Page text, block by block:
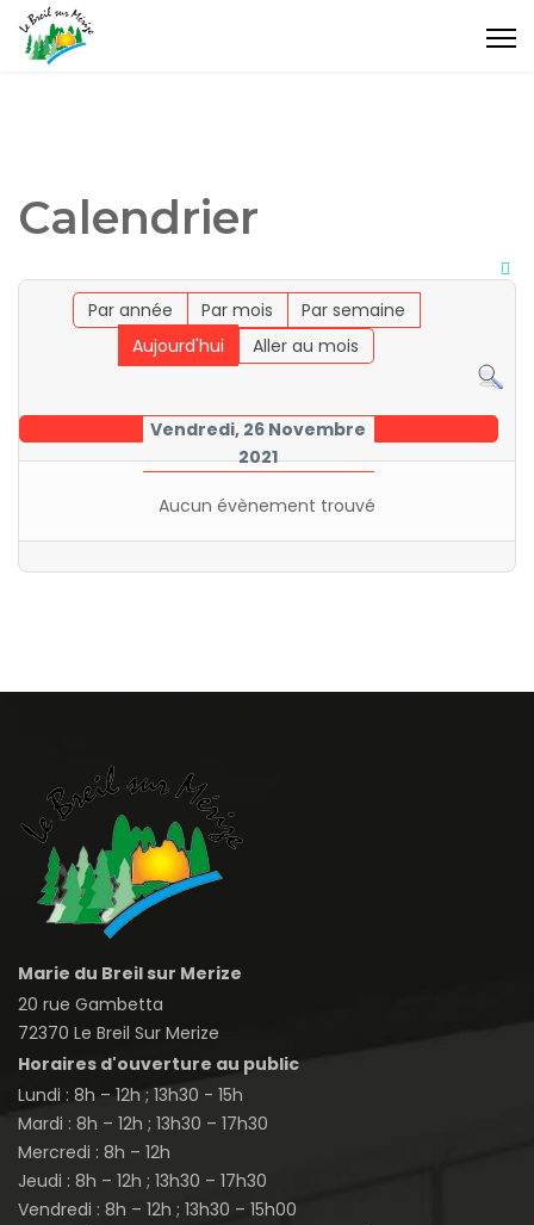
Calendrier
Par année Par mois
Par semaine
Aujourd'hui
Aller au mois
Vendredi, 26 Novembre
2021
Aucun évènement trouvé
Marie du Breil sur Merize
20 rue Gambetta
72370 Le Breil Sur Merize
Horaires d'ouverture au public
Lundi : 8h – 12h ; 13h30 - 15h
Mardi : 8h – 12h ; 13h30 – 17h30
Mercredi : 8h – 12h
Jeudi : 8h – 12h ; 13h30 – 17h30
Vendredi : 8h – 12h ; 13h30 – 15h00